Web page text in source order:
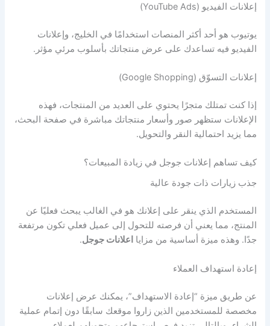
إعلانات الفيديو (YouTube Ads)
يوتيوب هو أحد أكثر المنصات استخدامًا في الخليج، وإعلانات
الفيديو فيه تساعدك على عرض منتجاتك بأسلوب مرئي مؤثر.
إعلانات التسوّق (Google Shopping)
إذا كنت تمتلك متجرًا يحتوي على العديد من المنتجات، فهذه
الإعلانات ستظهر صور وأسعار منتجاتك مباشرة في صفحة البحث،
مما يزيد احتمالية النقر والتحويل.
كيف تساهم إعلانات جوجل في زيادة المبيعات؟
جذب زيارات ذات جودة عالية
المستخدم الذي ينقر على إعلانك هو في الغالب يبحث فعليًا عن
المنتج، مما يعني أن فرصته للتحول إلى عميل فعلي تكون مرتفعة
جدًا. وهذه ميزة أساسية من مزايا اعلانات جوجل.
إعادة استهداف العملاء
عن طريق ميزة “إعادة الاستهداف”، يمكنك عرض إعلانات
مخصصة للمستخدمين الذين زاروا موقعك سابقًا دون إتمام عملية